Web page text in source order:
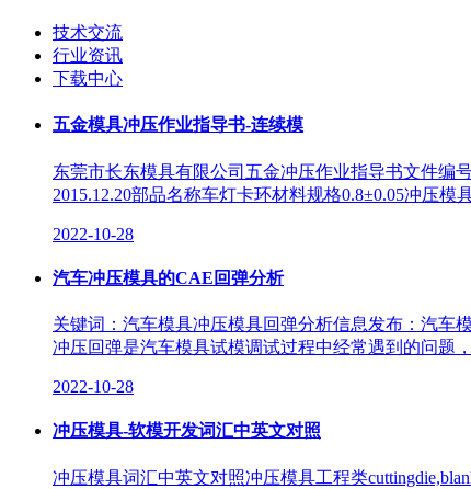
技术交流
行业资讯
下载中心
五金模具冲压作业指导书-连续模
东莞市长东模具有限公司五金冲压作业指导书文件编
2015.12.20部品名称车灯卡环材料规格0.8±0.05冲压
2022-10-28
汽车冲压模具的CAE回弹分析
关键词：汽车模具冲压模具回弹分析信息发布：汽车
冲压回弹是汽车模具试模调试过程中经常遇到的问题
2022-10-28
冲压模具-软模开发词汇中英文对照
冲压模具词汇中英文对照冲压模具工程类